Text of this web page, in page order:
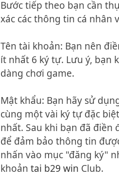
Bước tiếp theo bạn cần
xác các thông tin cá nhân
Tên tài khoản: Bạn nên
ít nhất 6 ký tự. Lưu ý, bạn
dàng chơi game.
Mật khẩu: Bạn hãy sử
cùng một vài ký tự đặc
nhất. Sau khi bạn đã
để đảm bảo thông tin
nhấn vào mục "đăng ký"
khoản tai b29 win Club.